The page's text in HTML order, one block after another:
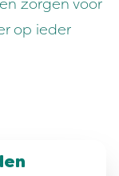
zorgen voor
op ieder